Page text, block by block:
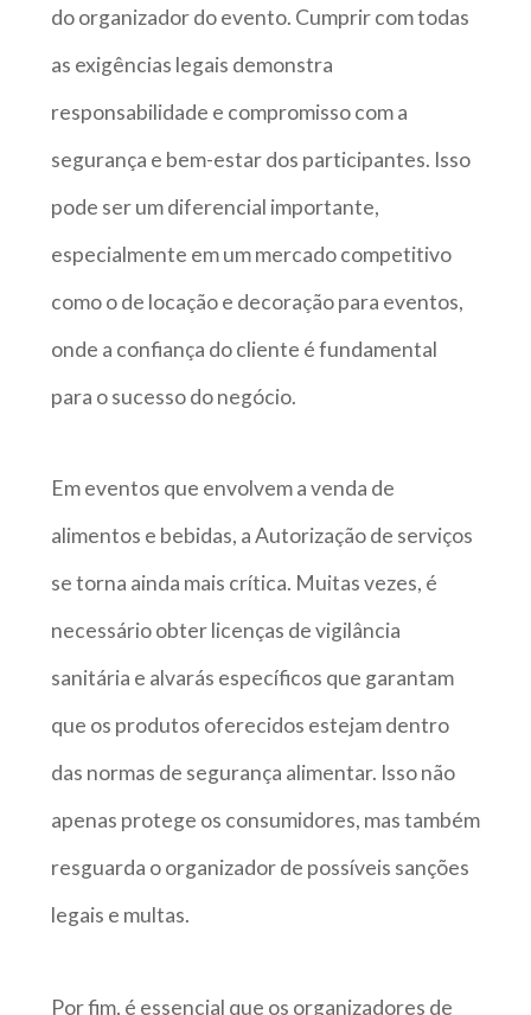
do organizador do evento. Cumprir com todas
as exigências legais demonstra
responsabilidade e compromisso com a
segurança e bem-estar dos participantes. Isso
pode ser um diferencial importante,
especialmente em um mercado competitivo
como o de locação e decoração para eventos,
onde a confiança do cliente é fundamental
para o sucesso do negócio.
Em eventos que envolvem a venda de
alimentos e bebidas, a Autorização de serviços
se torna ainda mais crítica. Muitas vezes, é
necessário obter licenças de vigilância
sanitária e alvarás específicos que garantam
que os produtos oferecidos estejam dentro
das normas de segurança alimentar. Isso não
apenas protege os consumidores, mas também
resguarda o organizador de possíveis sanções
legais e multas.
Por fim, é essencial que os organizadores de